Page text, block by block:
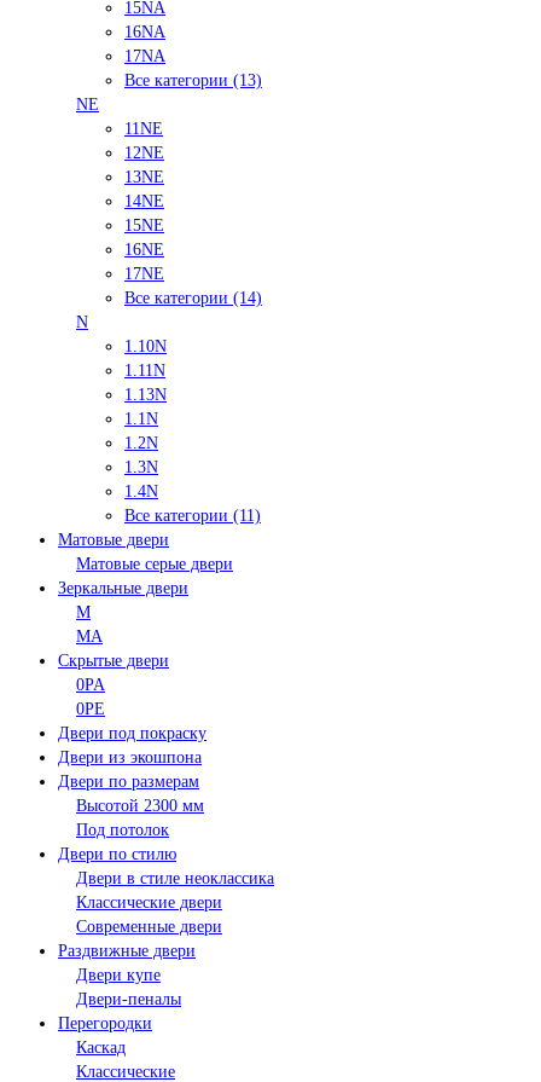
15NA
16NA
17NA
Все категории (13)
NE
11NE
12NE
13NE
14NE
15NE
16NE
17NE
Все категории (14)
N
1.10N
1.11N
1.13N
1.1N
1.2N
1.3N
1.4N
Все категории (11)
Матовые двери
Матовые серые двери
Зеркальные двери
M
MA
Скрытые двери
0PA
0PE
Двери под покраску
Двери из экошпона
Двери по размерам
Высотой 2300 мм
Под потолок
Двери по стилю
Двери в стиле неоклассика
Классические двери
Современные двери
Раздвижные двери
Двери купе
Двери-пеналы
Перегородки
Каскад
Классические